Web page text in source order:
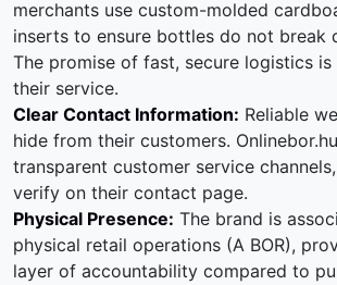
merchants use custom-molded
inserts to ensure bottles do not break
The promise of fast, secure logistics
their service.
Clear Contact Information: Reliable
hide from their customers.
transparent customer service
verify on their contact page.
Physical Presence: The brand is
physical retail operations (A BOR),
layer of accountability compared to